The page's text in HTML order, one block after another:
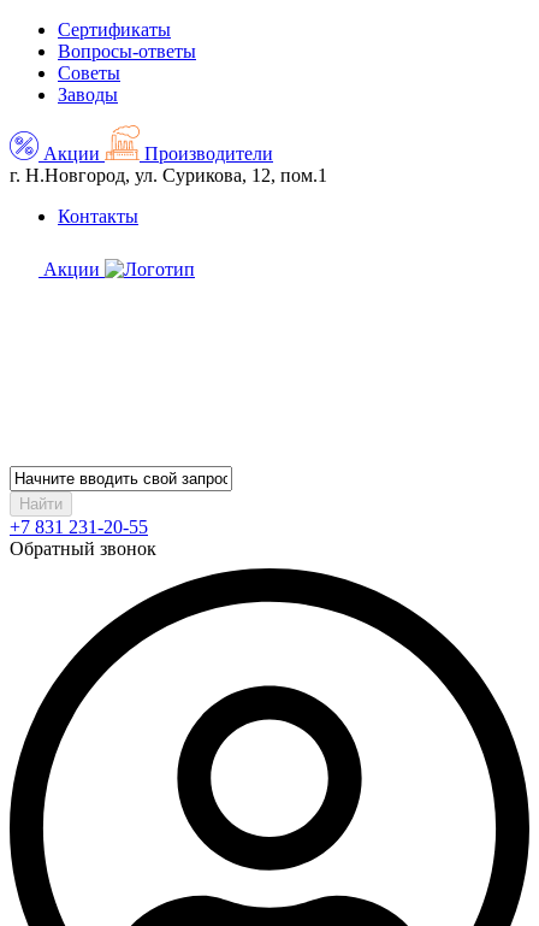
Сертификаты
Вопросы-ответы
Советы
Заводы
Акции
Производители
г. Н.Новгород, ул. Сурикова, 12, пом.1
Контакты
Акции
Найти
+7 831 231-20-55
Обратный звонок